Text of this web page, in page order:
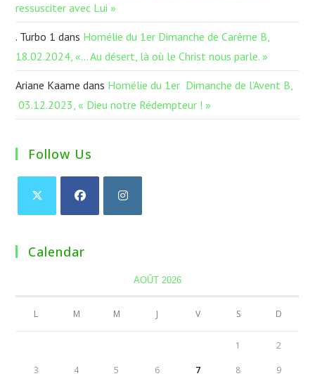
ressusciter avec Lui »
. Turbo 1 dans Homélie du 1er Dimanche de Carême B,
18.02.2024, «… Au désert, là où le Christ nous parle. »
Ariane Kaame dans Homélie du 1er Dimanche de l’Avent B,
03.12.2023, « Dieu notre Rédempteur ! »
Follow Us
Calendar
AOÛT 2026
L M M J V S D
1 2
3 4 5 6 7 8 9